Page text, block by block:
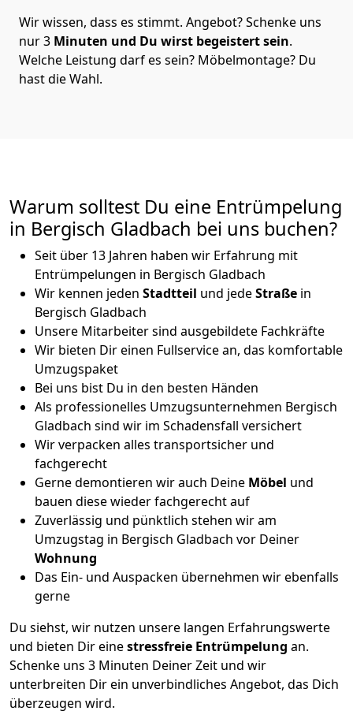
Wir wissen, dass es stimmt. Angebot? Schenke uns
nur 3 Minuten und Du wirst begeistert sein.
Welche Leistung darf es sein? Möbelmontage? Du
hast die Wahl.
Warum solltest Du eine Entrümpelung
in Bergisch Gladbach bei uns buchen?
Seit über 13 Jahren haben wir Erfahrung mit
Entrümpelungen in Bergisch Gladbach
Wir kennen jeden Stadtteil und jedeStraße in
Bergisch Gladbach
Unsere Mitarbeiter sind ausgebildete Fachkräfte
Wir bieten Dir einen Fullservice an, das komfortable
Umzugspaket
Bei uns bist Du in den besten Händen
Als professionelles Umzugsunternehmen Bergisch
Gladbach sind wir im Schadensfall versichert
Wir verpacken alles transportsicher und
fachgerecht
Gerne demontieren wir auch Deine Möbel und
bauen diese wieder fachgerecht auf
Zuverlässig und pünktlich stehen wir am
Umzugstag in Bergisch Gladbach vor Deiner
Wohnung
Das Ein- und Auspacken übernehmen wir ebenfalls
gerne
Du siehst, wir nutzen unsere langen Erfahrungswerte
und bieten Dir einestressfreie Entrümpelung an.
Schenke uns 3 Minuten Deiner Zeit und wir
unterbreiten Dir ein unverbindliches Angebot, das Dich
überzeugen wird.